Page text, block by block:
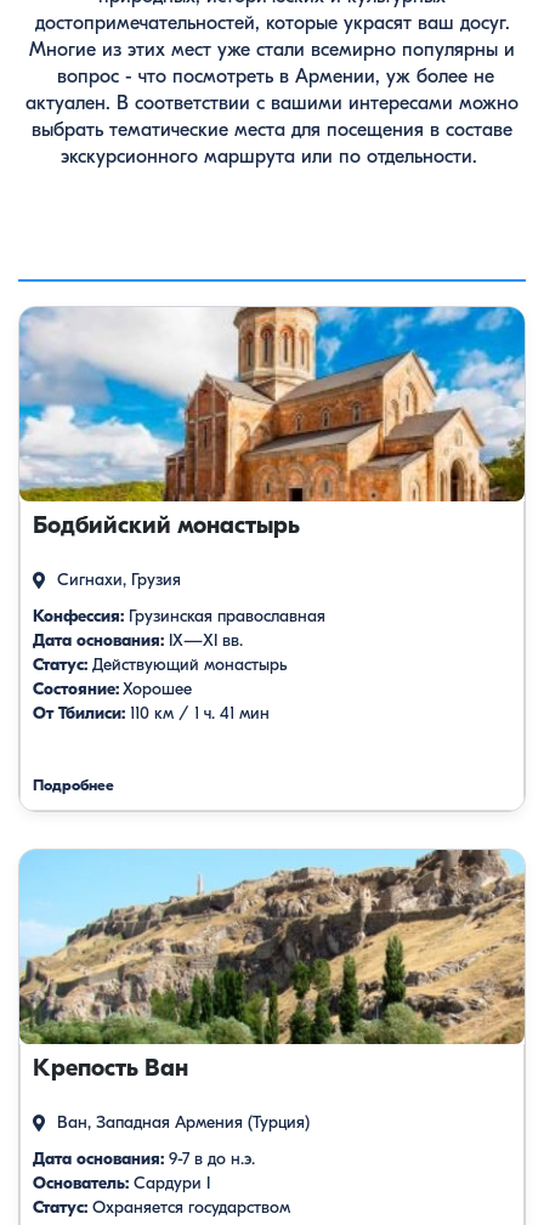
достопримечательностей, которые украсят ваш досуг.
Многие из этих мест уже стали всемирно популярны и
вопрос - что посмотреть в Армении, уж более не
актуален. В соответствии с вашими интересами можно
выбрать тематические места для посещения в составе
экскурсионного маршрута или по отдельности.
Бодбийский монастырь
Сигнахи, Грузия
Конфессия: Грузинская православная
Дата основания: IX—XI вв.
Статус: Действующий монастырь
Состояние:Хорошее
От Тбилиси: 110 км / 1 ч. 41 мин
Подробнее
Крепость Ван
Ван, Западная Армения (Турция)
Дата основания: 9-7 в до н.э.
Основатель: Сардури I
Статус: Охраняется государством